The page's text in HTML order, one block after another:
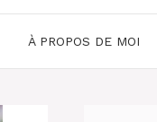
À PROPOS DE MOI